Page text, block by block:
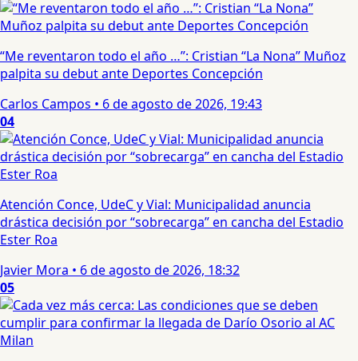
“Me reventaron todo el año …”: Cristian “La Nona” Muñoz
palpita su debut ante Deportes Concepción
Carlos Campos • 6 de agosto de 2026, 19:43
04
Atención Conce, UdeC y Vial: Municipalidad anuncia
drástica decisión por “sobrecarga” en cancha del Estadio
Ester Roa
Javier Mora • 6 de agosto de 2026, 18:32
05